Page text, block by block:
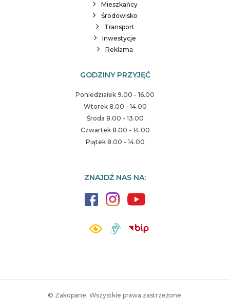
Mieszkańcy
Środowisko
Transport
Inwestycje
Reklama
GODZINY PRZYJĘĆ
Poniedziałek 9.00 - 16.00
Wtorek 8.00 - 14.00
Środa 8.00 - 13.00
Czwartek 8.00 - 14.00
Piątek 8.00 - 14.00
ZNAJDŹ NAS NA:
© Zakopane. Wszystkie prawa zastrzeżone.